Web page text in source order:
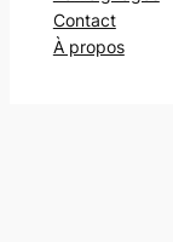
Contact
À propos